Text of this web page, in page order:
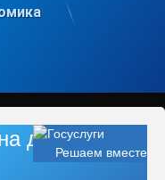
Решаем вместе
дороге, не